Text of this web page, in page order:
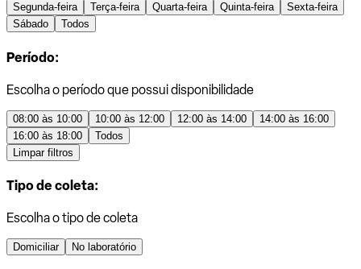
Segunda-feira Terça-feira Quarta-feira Quinta-feira
Sexta-feira
Sábado
Todos
Período:
Escolha o período que possui disponibilidade
08:00 às 10:00 10:00 às 12:00 12:00 às 14:00
14:00 às 16:00
16:00 às 18:00
Todos
Limpar filtros
Tipo de coleta:
Escolha o tipo de coleta
Domiciliar No laboratório